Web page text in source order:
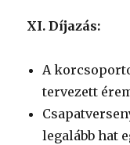
XI. Díjazás:
A
tervezett
legalább hat